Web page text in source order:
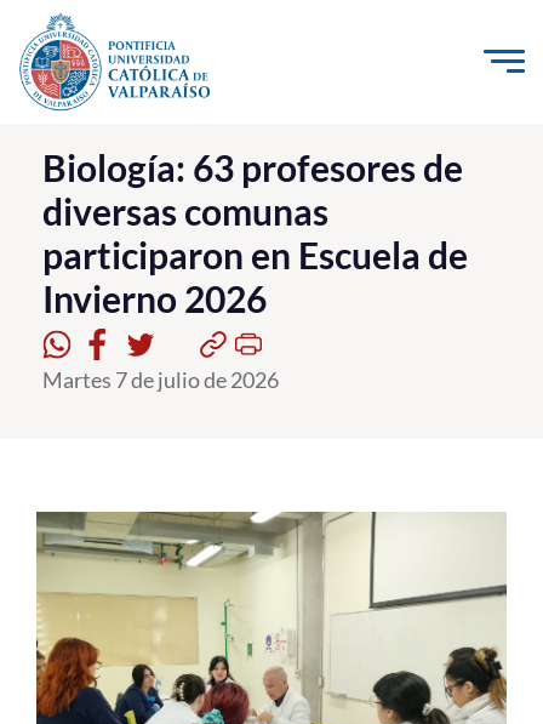
Click acá para ir directamente al contenido
La Universidad
Investigación, Creación e Innovación
PUCV Internacional
Vinculación con el Medio
Admisión
Formación Continua
Estudiantes
Académicos
Funcionarios
Biología: 63 profesores de
diversas comunas
participaron en Escuela de
Invierno 2026
Martes 7 de julio de 2026